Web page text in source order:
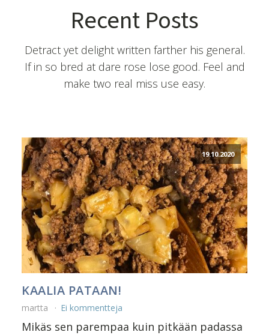
Recent Posts
Detract yet delight written farther his general.
If in so bred at dare rose lose good. Feel and
make two real miss use easy.
19.10.2020
KAALIA PATAAN!
martta Ei kommentteja
Mikäs sen parempaa kuin pitkään padassa